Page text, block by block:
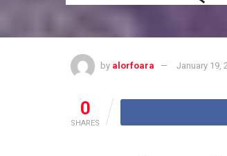
by alorfoara January 19,
0
SHARES